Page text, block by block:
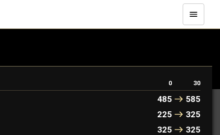
Horden mit einer Vielzahl vielseitiger Skizzen und
0 30
485
585
225
325
325
325